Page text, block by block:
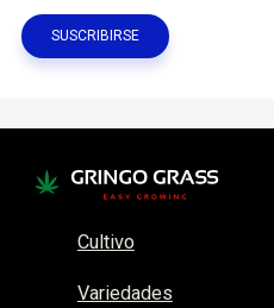
Cultivo
Variedades